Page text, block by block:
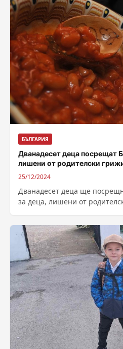
БЪЛГАРИЯ
Дванадесет деца посрещат
лишени от родителски
25/12/2024
Дванадесет деца ще
за деца, лишени от